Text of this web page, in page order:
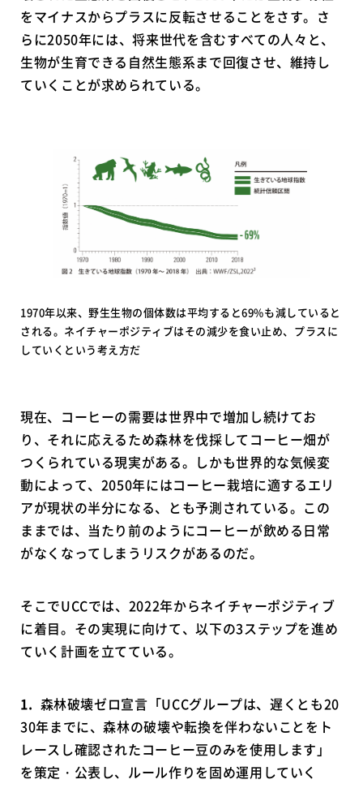
をマイナスからプラスに反転させることをさす。さ
らに2050年には、将来世代を含むすべての人々と、
生物が生育できる自然生態系まで回復させ、維持し
ていくことが求められている。
1970年以来、野生生物の個体数は平均すると69%も減していると
される。ネイチャーポジティブはその減少を食い止め、プラスに
していくという考え方だ
現在、コーヒーの需要は世界中で増加し続けてお
り、それに応えるため森林を伐採してコーヒー畑が
つくられている現実がある。しかも世界的な気候変
動によって、2050年にはコーヒー栽培に適するエリ
アが現状の半分になる、とも予測されている。この
ままでは、当たり前のようにコーヒーが飲める日常
がなくなってしまうリスクがあるのだ。
そこでUCCでは、2022年からネイチャーポジティブ
に着目。その実現に向けて、以下の3ステップを進め
ていく計画を立てている。
1. 森林破壊ゼロ宣言「UCCグループは、遅くとも20
30年までに、森林の破壊や転換を伴わないことをト
レースし確認されたコーヒー豆のみを使用します」
を策定・公表し、ルール作りを固め運用していく